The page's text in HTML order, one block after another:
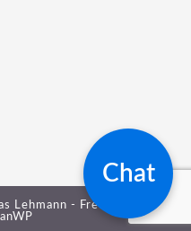
Chat
Lehmann - Free your mind